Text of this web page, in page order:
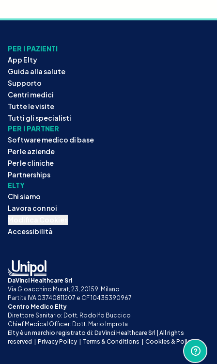
PER I PAZIENTI
App Elty
Guida alla salute
Supporto
Centri medici
Tutte le visite
Tutti gli specialisti
PER I PARTNER
Software medico di base
Per le aziende
Per le cliniche
Partnerships
ELTY
Chi siamo
Lavora con noi
Accessibilità
DaVinci Healthcare Srl
Via Gioacchino Murat, 23, 20159, Milano
Partita IVA 03740811207 e CF 10435390967
Centro Medico Elty
Direttore Sanitario: Dott. Rodolfo Buccico
Chief Medical Officer: Dott. Mario Improta
Elty è un marchio registrato di: DaVinci Healthcare Srl | All rights
reserved | Privacy Policy | Terms & Conditions | Cookies & Policy